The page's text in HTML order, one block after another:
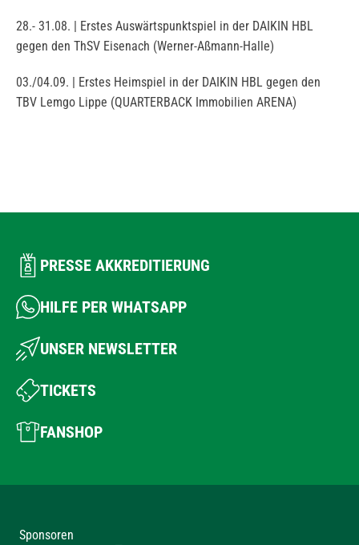
28.- 31.08. | Erstes Auswärtspunktspiel in der DAIKIN HBL
gegen den ThSV Eisenach (Werner-Aßmann-Halle)
03./04.09. | Erstes Heimspiel in der DAIKIN HBL gegen den
TBV Lemgo Lippe (QUARTERBACK Immobilien ARENA)
PRESSE AKKREDITIERUNG
HILFE PER WHATSAPP
UNSER NEWSLETTER
TICKETS
FANSHOP
Sponsoren